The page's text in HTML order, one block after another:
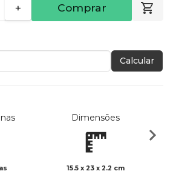
+ Comprar
Calcular
Dimensões
15.5 x 23 x 2.2 cm